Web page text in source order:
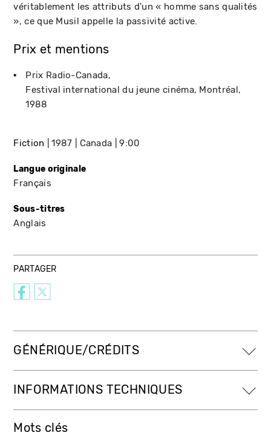
véritablement les attributs d'un « homme sans qualités
», ce que Musil appelle la passivité active.
Prix et mentions
Prix Radio-Canada
Festival international du jeune cinéma Montréal
1988
Fiction 1987 Canada 9:00
Langue originale
Français
Sous-titres
Anglais
PARTAGER
GÉNÉRIQUE/CRÉDITS
INFORMATIONS TECHNIQUES
Mots clés